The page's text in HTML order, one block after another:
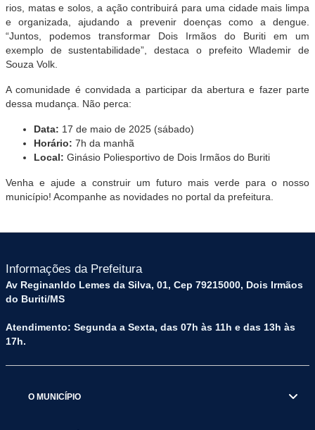
rios, matas e solos, a ação contribuirá para uma cidade mais limpa
e organizada, ajudando a prevenir doenças como a dengue.
“Juntos, podemos transformar Dois Irmãos do Buriti em um
exemplo de sustentabilidade”, destaca o prefeito Wlademir de
Souza Volk.
A comunidade é convidada a participar da abertura e fazer parte
dessa mudança. Não perca:
Data: 17 de maio de 2025 (sábado)
Horário: 7h da manhã
Local: Ginásio Poliesportivo de Dois Irmãos do Buriti
Venha e ajude a construir um futuro mais verde para o nosso
município! Acompanhe as novidades no portal da prefeitura.
Informações da Prefeitura
Av Reginanldo Lemes da Silva, 01, Cep 79215000, Dois Irmãos
do Buriti/MS
Atendimento: Segunda a Sexta, das 07h às 11h e das 13h às
17h.
O MUNICÍPIO